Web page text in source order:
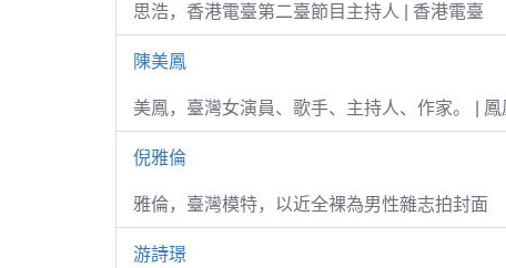
思浩，香港電臺第二臺節目主持人 | 香港電臺
陳美鳳
美鳳，臺灣女演員、歌手、主持人、作家。 | 鳳
倪雅倫
雅倫，臺灣模特，以近全裸為男性雜志拍封面
游詩璟